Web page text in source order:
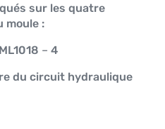
sur les quatre
moule :
ML1018 – 4
du circuit hydraulique